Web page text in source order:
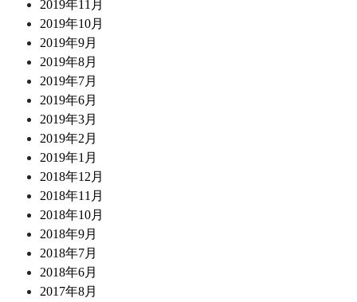
2019年11月
2019年10月
2019年9月
2019年8月
2019年7月
2019年6月
2019年3月
2019年2月
2019年1月
2018年12月
2018年11月
2018年10月
2018年9月
2018年7月
2018年6月
2017年8月